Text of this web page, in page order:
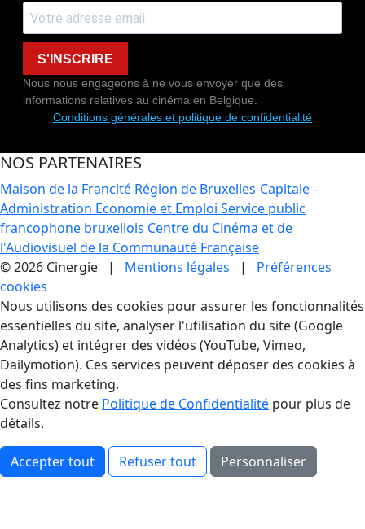
S'INSCRIRE
Nous nous engageons à ne vous envoyer que des
informations relatives au cinéma en Belgique.
Conditions générales et politique de confidentialité
NOS PARTENAIRES
Maison de la Francité Région de Bruxelles-Capitale -
Administration Economie et Emploi Service public
francophone bruxellois Centre du Cinéma et de
l'Audiovisuel de la Communauté Française
© 2026 Cinergie | Mentions légales | Préférences
cookies
Gestion des Cookies
Nous utilisons des cookies pour assurer les fonctionnalités
essentielles du site, analyser l'utilisation du site (Google
Analytics) et intégrer des vidéos (YouTube, Vimeo,
Dailymotion). Ces services peuvent déposer des cookies à
des fins marketing.
Consultez notre Politique de Confidentialité pour plus de
détails.
Accepter tout Refuser tout Personnaliser